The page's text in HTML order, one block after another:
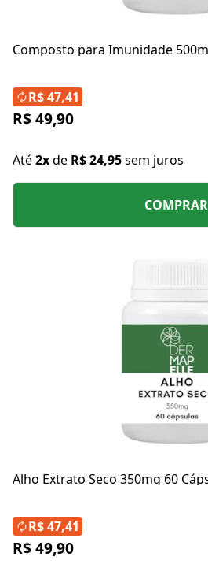
Composto para Imunidade
R$ 49,90
Até2xde R$ 24,95sem juros
R$ 47,41
COMPRAR
Alho Extrato Seco 350mg 60
R$ 49,90
R$ 47,41